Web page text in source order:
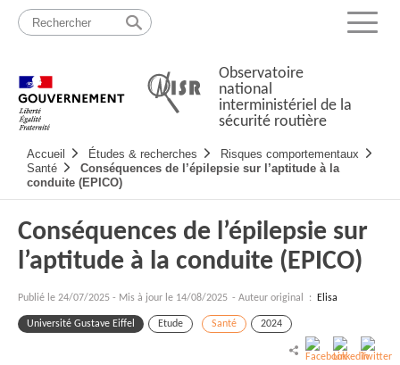
Passer
contenu
Menu
Observatoire
national
interministériel de la
sécurité routière
principale
Accueil Études & recherches
Risques comportementaux
Santé
Conséquences de l’épilepsie sur l’aptitude à la
conduite (EPICO)
Conséquences de l’épilepsie sur
l’aptitude à la conduite (EPICO)
Publié le 24/07/2025 - Mis à jour le 14/08/2025 - Auteur original : Elisa
Université Gustave Eiffel Etude Santé 2024